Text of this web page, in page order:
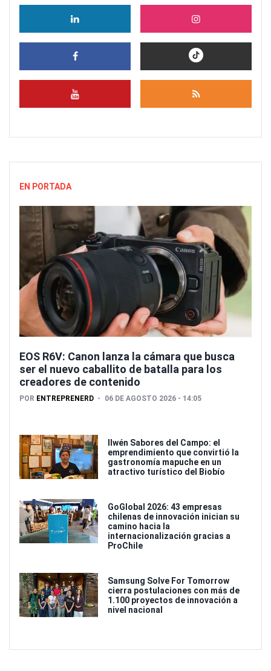
EN PORTADA
EOS R6V: Canon lanza la cámara que busca
ser el nuevo caballito de batalla para los
creadores de contenido
POR ENTREPRENERD 06 DE AGOSTO 2026 - 14:05
Ilwén Sabores del Campo: el
emprendimiento que convirtió la
gastronomía mapuche en un
atractivo turístico del Biobío
GoGlobal 2026: 43 empresas
chilenas de innovación inician su
camino hacia la
internacionalización gracias a
ProChile
Samsung Solve For Tomorrow
cierra postulaciones con más de
1.100 proyectos de innovación a
nivel nacional